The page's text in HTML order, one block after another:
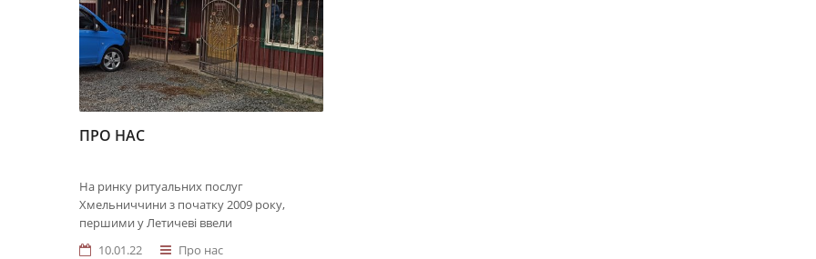
ПРО НАС
На ринку ритуальних послуг
Хмельниччини з початку 2009 року,
першими у Летичеві ввели
10.01.22
Про нас